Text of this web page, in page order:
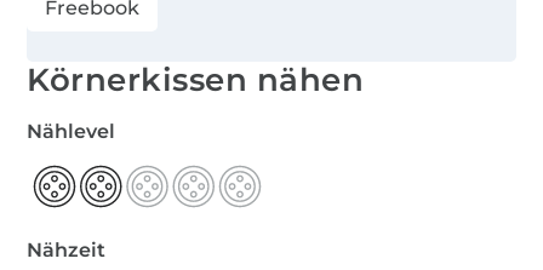
Freebook
Körnerkissen nähen
Nählevel
Nähzeit